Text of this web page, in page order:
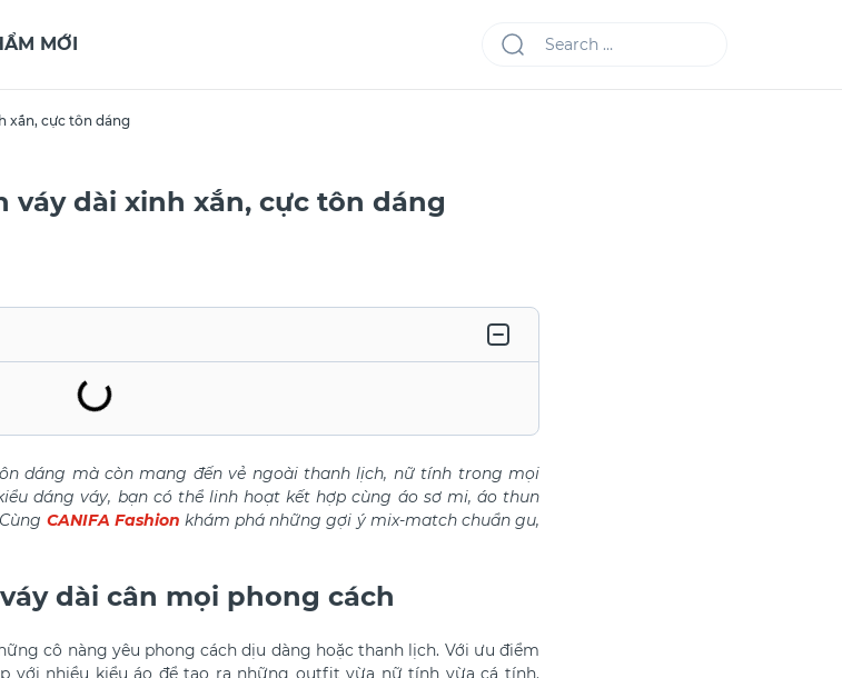
MỚI
xắn, cực tôn dáng
váy dài xinh xắn, cực tôn dáng
dáng mà còn mang đến vẻ ngoài thanh lịch, nữ tính trong mọi
dáng váy, bạn có thể linh hoạt kết hợp cùng áo sơ mi, áo thun
CANIFA Fashion khám phá những gợi ý mix-match chuẩn gu,
dài cân mọi phong cách
cô nàng yêu phong cách dịu dàng hoặc thanh lịch. Với ưu điểm
với nhiều kiểu áo để tạo ra những outfit vừa nữ tính vừa cá tính.